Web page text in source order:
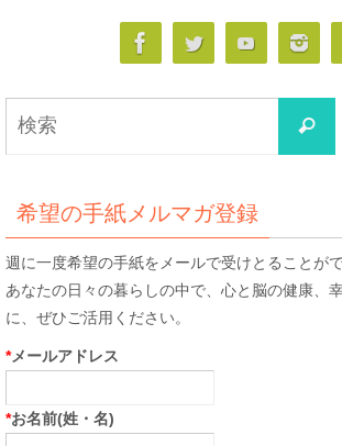
検
索
希望の手紙メルマガ登録
週に一度希望の手紙をメールで受けとることがで
あなたの日々の暮らしの中で、心と脳の健康、
に、ぜひご活用ください。
*メールアドレス
*お名前(姓・名)